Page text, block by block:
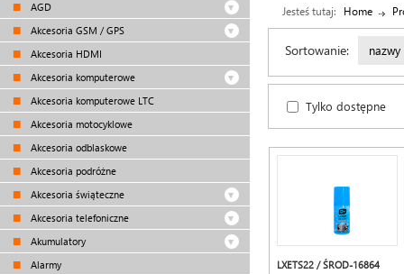
AGD
Akcesoria GSM / GPS
Akcesoria HDMI
Akcesoria komputerowe
Akcesoria komputerowe LTC
Akcesoria motocyklowe
Akcesoria odblaskowe
Akcesoria podróżne
Akcesoria świąteczne
Akcesoria telefoniczne
Akumulatory
Alarmy
Jesteś tutaj: Home
Sortowanie: nazwy
Tylko dostępne
LXETS22 / ŚROD-16864